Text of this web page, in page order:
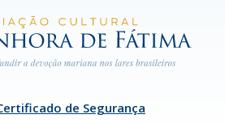
de Segurança